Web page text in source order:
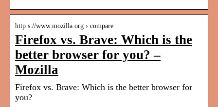
http s://www.mozilla.org › compare
Firefox vs. Brave: Which is the
better browser for you? –
Mozilla
Firefox vs. Brave: Which is the better browser for
you?